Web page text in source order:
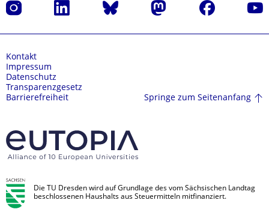
Instagram LinkedIn Bluesky Mastodon Facebook
Kontakt
Impressum
Datenschutz
Transparenzgesetz
Barrierefreiheit
Springe zum Seitenanfang
Die TU Dresden wird auf Grundlage des vom Sächsischen Landtag
beschlossenen Haushalts aus Steuermitteln mitfinanziert.